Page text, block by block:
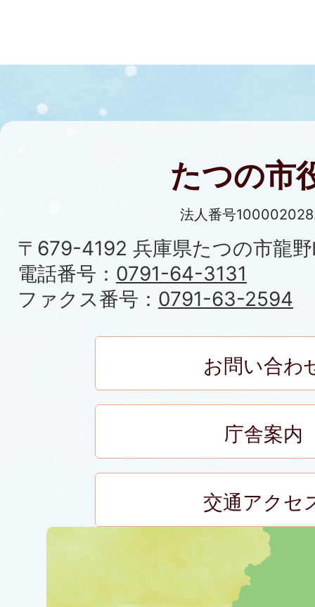
たつの市
法人番号
〒679-4192 兵庫県たつの市龍
電話番号： 0791-64-3131
ファクス番号： 0791-63-2594
お問い合わ
庁舎案内
交通アクセ